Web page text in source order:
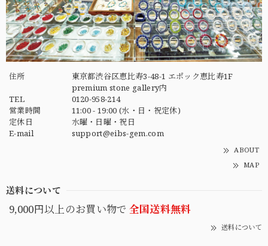
住所
東京都渋谷区恵比寿3-48-1 エポック恵比寿1F
premium stone gallery内
TEL
0120-958-214
営業時間
11:00 - 19:00 (水・日・祝定休)
定休日
水曜・日曜・祝日
E-mail
support@eibs-gem.com
ABOUT
MAP
送料について
9,000円以上のお買い物で 全国送料無料
送料について